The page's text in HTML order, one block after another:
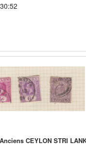
CEYLON STRI